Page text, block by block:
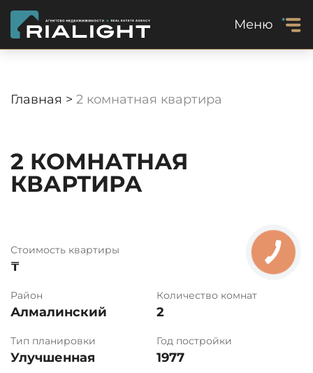
Меню
Главная > 2 комнатная квартира
2 КОМНАТНАЯ
КВАРТИРА
Стоимость квартиры
₸
Район
Алмалинский
Количество комнат
2
Тип планировки
Улучшенная
Год постройки
1977